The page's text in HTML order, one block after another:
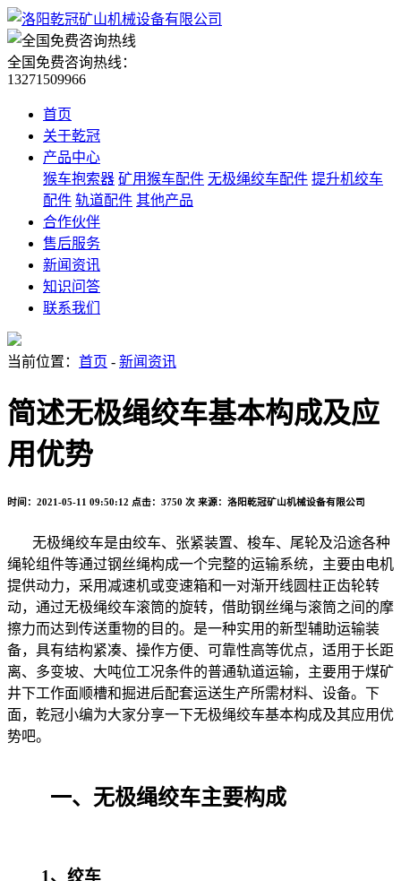
全国免费咨询热线：
13271509966
首页
关于乾冠
产品中心
猴车抱索器 矿用猴车配件 无极绳绞车配件 提升机绞车
配件 轨道配件 其他产品
合作伙伴
售后服务
新闻资讯
知识问答
联系我们
当前位置： 首页 - 新闻资讯
简述无极绳绞车基本构成及应
用优势
时间：2021-05-11 09:50:12 点击：3750 次 来源：洛阳乾冠矿山机械设备有限公司
无极绳绞车是由绞车、张紧装置、梭车、尾轮及沿途各种
绳轮组件等通过钢丝绳构成一个完整的运输系统，主要由电机
提供动力，采用减速机或变速箱和一对渐开线圆柱正齿轮转
动，通过无极绳绞车滚筒的旋转，借助钢丝绳与滚筒之间的摩
擦力而达到传送重物的目的。是一种实用的新型辅助运输装
备，具有结构紧凑、操作方便、可靠性高等优点，适用于长距
离、多变坡、大吨位工况条件的普通轨道运输，主要用于煤矿
井下工作面顺槽和掘进后配套运送生产所需材料、设备。下
面，乾冠小编为大家分享一下无极绳绞车基本构成及其应用优
势吧。
一、无极绳绞车主要构成
1、绞车